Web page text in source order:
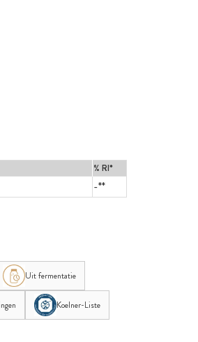
% RI*
-**
Uit fermentatie
Koelner-Liste